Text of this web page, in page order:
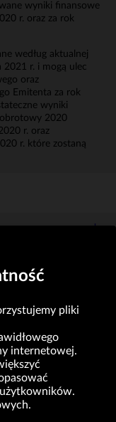
wyniki finansowe
r. oraz za rok
według aktualnej
2021 r. i mogą ulec
oraz
Emitenta za rok
wyniki
obrotowy 2020
r. oraz
r. które zostaną
Kraków
w Krakowie,
nr 0000047082
w pełni opłacony
pliki
internetowej.